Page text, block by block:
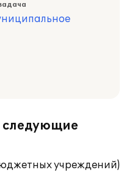
следующие
учреждений)